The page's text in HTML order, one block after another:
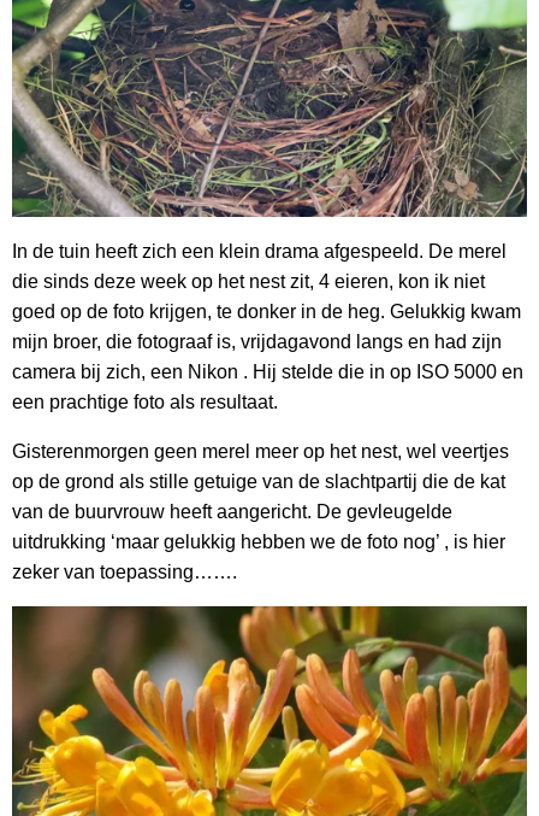
In de tuin heeft zich een klein drama afgespeeld. De merel
die sinds deze week op het nest zit, 4 eieren, kon ik niet
goed op de foto krijgen, te donker in de heg. Gelukkig kwam
mijn broer, die fotograaf is, vrijdagavond langs en had zijn
camera bij zich, een Nikon . Hij stelde die in op ISO 5000 en
een prachtige foto als resultaat.
Gisterenmorgen geen merel meer op het nest, wel veertjes
op de grond als stille getuige van de slachtpartij die de kat
van de buurvrouw heeft aangericht. De gevleugelde
uitdrukking ‘maar gelukkig hebben we de foto nog’ , is hier
zeker van toepassing…….